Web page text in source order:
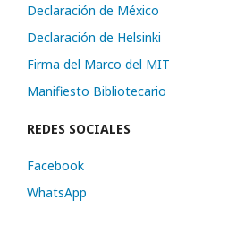
Declaración de México
Declaración de Helsinki
Firma del Marco del MIT
Manifiesto Bibliotecario
REDES SOCIALES
Facebook
WhatsApp